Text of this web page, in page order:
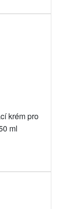
krém pro
ml